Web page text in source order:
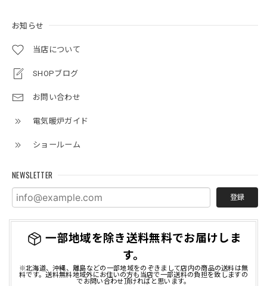
お知らせ
当店について
SHOPブログ
お問い合わせ
電気暖炉ガイド
ショールーム
NEWSLETTER
登録
一部地域を除き送料無料でお届けしま
す。
※北海道、沖縄、離島などの一部地域をのぞきまして店内の商品の送料は無
料です。送料無料地域外にお住いの方も当店で一部送料の負担を致しますの
でお問い合わせ頂ければと思います。
マンションのリフォームに伴い購入しました。フォーカルポ
どを飾ってさらに雰囲気あるインテリアにできたらと思って
この度は当店で電気暖炉をご購入頂きまして誠
にご満足いただけましたこと、大変嬉しく存じ
ろしくお願い申し上げます。